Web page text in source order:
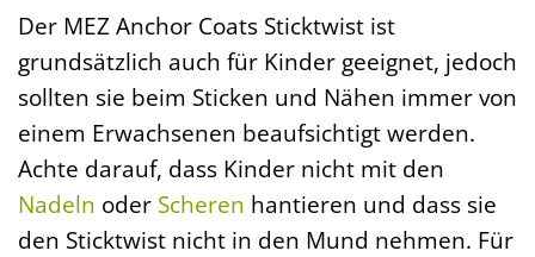
Der MEZ Anchor Coats Sticktwist ist
grundsätzlich auch für Kinder geeignet, jedoch
sollten sie beim Sticken und Nähen immer von
einem Erwachsenen beaufsichtigt werden.
Achte darauf, dass Kinder nicht mit den
Nadeln oder Scheren hantieren und dass sie
den Sticktwist nicht in den Mund nehmen. Für